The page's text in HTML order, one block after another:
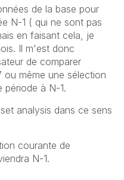
de la base pour
N-1 ( qui ne sont pas
en faisant cela, je
Il m'est donc
de comparer
ou même une sélection
période à N-1.
analysis dans ce sens
courante de
N-1.